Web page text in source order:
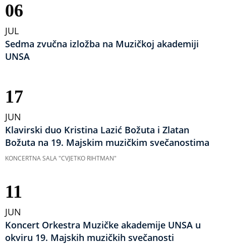
06
JUL
Sedma zvučna izložba na Muzičkoj akademiji
UNSA
17
JUN
Klavirski duo Kristina Lazić Božuta i Zlatan
Božuta na 19. Majskim muzičkim svečanostima
KONCERTNA SALA "CVJETKO RIHTMAN"
11
JUN
Koncert Orkestra Muzičke akademije UNSA u
okviru 19. Majskih muzičkih svečanosti